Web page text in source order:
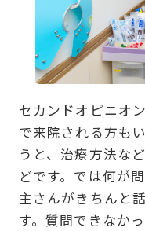
セカンドオピニオ
で来院される方も
うと、治療方法な
どです。では何が
主さんがきちんと
す。質問できなか